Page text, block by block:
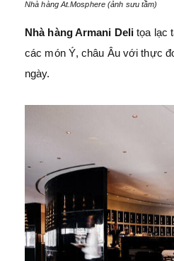
Nhà hàng At.Mosphere (ảnh sưu tầm)
Nhà hàng Armani Deli tọa lạc
các món Ý, châu Âu với thực
ngày.